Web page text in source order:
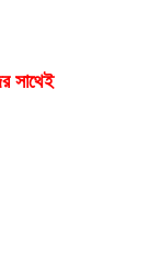
সাথেই